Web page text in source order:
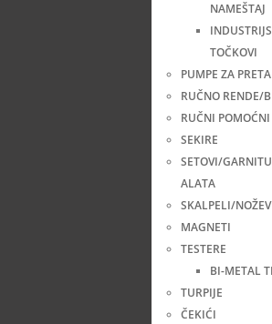
NAMEŠTAJ
TOČKOVI
PUMPE ZA
RUČNO RENDE/
RUČNI
SEKIRE
SETOVI/
ALATA
SKALPELI/
MAGNETI
TESTERE
BI-METAL
TURPIJE
ČEKIĆI